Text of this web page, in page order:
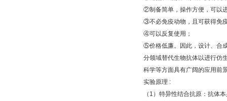
②制备简单，操作方便，可以
③不必免疫动物，且可获得免
④可以反复使用；
⑤价格低廉。因此，设计、合
分领域替代生物抗体以进行仿
科学等方面具有广阔的应用前
实验原理 :
（ 1 ）特异性结合抗原：抗体